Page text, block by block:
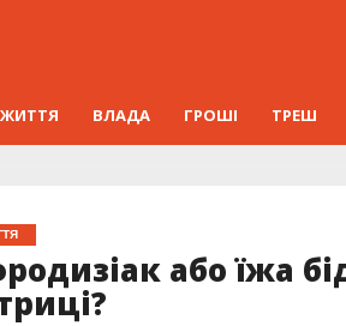
ЖИТТЯ ВЛАДА ГРОШІ ТРЕШ
або їжа